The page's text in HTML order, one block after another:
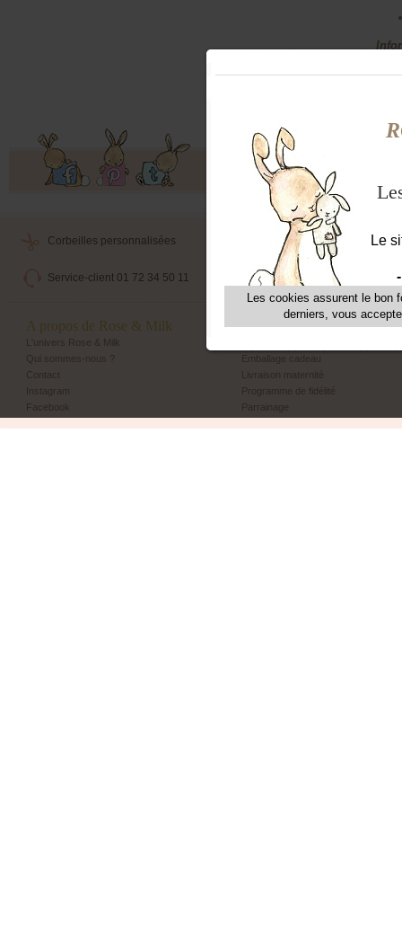
la
Offres exclusives, ventes
Corbeilles personnalisées Livraison maternité
Service-client 01 72 34 50 11 Echange et retour simple
A propos de Rose & Milk
L'univers Rose & Milk
Qui sommes-nous ?
Contact
Instagram
Facebook
Les + Rose & Milk
Emballage cadeau
Livraison maternité
Programme de fidélité
Parrainage